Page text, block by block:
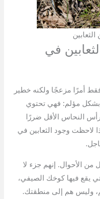
في
أمرًا مزعجًا ولكنه خطير
بشكل مؤلم: فهي تحتوي
النحاس الأقل ضررًا
لاحظت وجود الثعابين في
من الأحوال. إنهم جزء لا
يقع فيها كوخك الصيفي،
وليس هم إلى منطقتك.